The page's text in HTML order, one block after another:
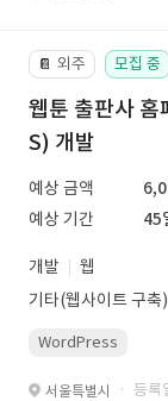
📔 외주 모집 중
웹툰 출판사 홈
S) 개발
예상 금액
예상 기간
45
개발
웹
기타(웹사이트 구축)
WordPress
서울특별시 · 등록